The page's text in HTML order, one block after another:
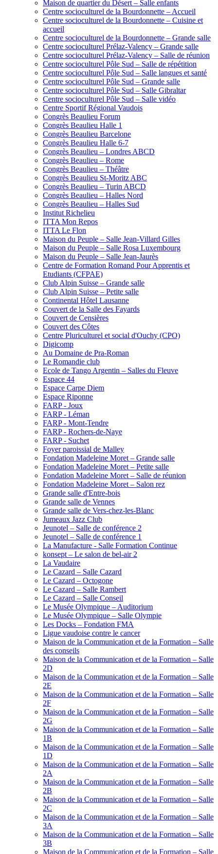
Maison de quartier du Désert – Salle enfants
Centre socioculturel de la Bourdonnette – Accueil
Centre socioculturel de la Bourdonnette – Cuisine et
accueil
Centre socioculturel de la Bourdonnette – Grande salle
Centre socioculturel Prélaz-Valency – Grande salle
Centre socioculturel Prélaz-Valency – Salle de réunion
Centre socioculturel Pôle Sud – Salle de répétition
Centre socioculturel Pôle Sud – Salle langues et santé
Centre socioculturel Pôle Sud – Grande salle
Centre socioculturel Pôle Sud – Salle Gibraltar
Centre socioculturel Pôle Sud – Salle vidéo
Centre Sportif Régional Vaudois
Congrès Beaulieu Forum
Congrès Beaulieu Halle 1
Congrès Beaulieu Barcelone
Congrès Beaulieu Halle 6-7
Congrès Beaulieu – Londres ABCD
Congrès Beaulieu – Rome
Congrès Beaulieu – Théâtre
Congrès Beaulieu St-Moritz ABC
Congrès Beaulieu – Turin ABCD
Congrès Beaulieu – Halles Nord
Congrès Beaulieu – Halles Sud
Institut Richelieu
ITTA Mon Repos
ITTA Le Flon
Maison du Peuple – Salle Jean-Villard Gilles
Maison du Peuple – Salle Rosa Luxembourg
Maison du Peuple – Salle Jean-Jaurès
Centre de Formation Romand Pour Apprentis et
Etudiants (CFPAE)
Club Alpin Suisse – Grande salle
Club Alpin Suisse – Petite salle
Continental Hôtel Lausanne
Couvert de la Salle des Fayards
Couvert de Censières
Couvert des Côtes
Centre Pluriculturel et social d'Ouchy (CPO)
Digicomp
Au Domaine de Pra-Roman
Le Romandie club
Ecole de Tango Argentin – Salles du Fleuve
Espace 44
Espace Carpe Diem
Espace Riponne
FARP - Joux
FARP - Léman
FARP - Mont-Tendre
FARP - Rochers-de-Naye
FARP - Suchet
Foyer paroissial de Malley
Fondation Madeleine Moret – Grande salle
Fondation Madeleine Moret – Petite salle
Fondation Madeleine Moret – Salle de réunion
Fondation Madeleine Moret – Salon rez
Grande salle d'Entre-bois
Grande salle de Vennes
Grande salle de Vers-chez-les-Blanc
Jumeaux Jazz Club
Jeunotel – Salle de conférence 2
Jeunotel – Salle de conférence 1
La Manufacture - Salle Formation Continue
konsept – Le salon de bel-air 2
La Vaudaire
Le Cazard – Salle Cazard
Le Cazard – Octogone
Le Cazard – Salle Rambert
Le Cazard – Salle Conseil
Le Musée Olympique – Auditorium
Le Musée Olympique – Salle Olympie
Les Docks – Fondation FMA
Ligue vaudoise contre le cancer
Maison de la Communication et de la Formation – Salle
des conseils
Maison de la Communication et de la Formation – Salle
2D
Maison de la Communication et de la Formation – Salle
2E
Maison de la Communication et de la Formation – Salle
2F
Maison de la Communication et de la Formation – Salle
2G
Maison de la Communication et de la Formation – Salle
1B
Maison de la Communication et de la Formation – Salle
1D
Maison de la Communication et de la Formation – Salle
2A
Maison de la Communication et de la Formation – Salle
2B
Maison de la Communication et de la Formation – Salle
2C
Maison de la Communication et de la Formation – Salle
3A
Maison de la Communication et de la Formation – Salle
3B
Maison de la Communication et de la Formation – Salle